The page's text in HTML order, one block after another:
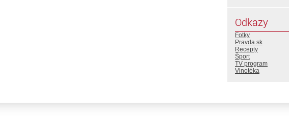
Odkazy
Fotky
Pravda.sk
Recepty
Šport
TV program
Vinotéka